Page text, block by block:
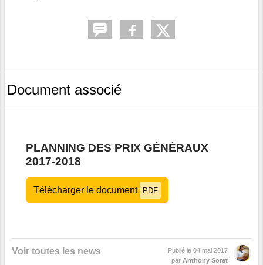
Document associé
PLANNING DES PRIX GÉNÉRAUX
2017-2018
Télécharger le document PDF
Voir toutes les news Publié le 04 mai 2017
par Anthony Soret